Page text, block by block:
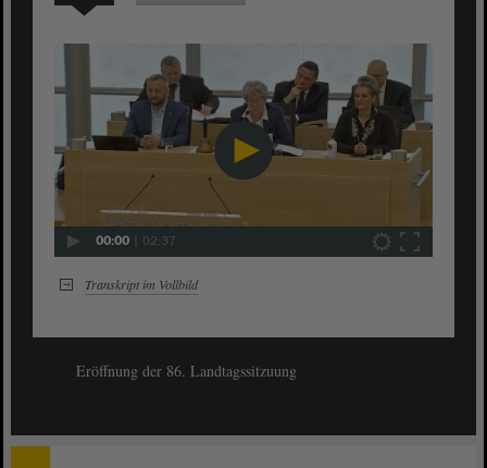
00:00 02:37
Transkript im Vollbild
Eröffnung der 86. Landtagssitzuung